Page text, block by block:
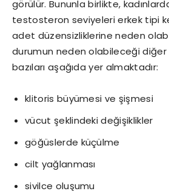
görülür. Bununla birlikte,
testosteron seviyeleri erkek tipi
adet düzensizliklerine neden
durumun neden olabileceği diğer
bazıları aşağıda yer almaktadır:
klitoris büyümesi ve şişmesi
vücut şeklindeki değişiklikler
göğüslerde küçülme
cilt yağlanması
sivilce oluşumu